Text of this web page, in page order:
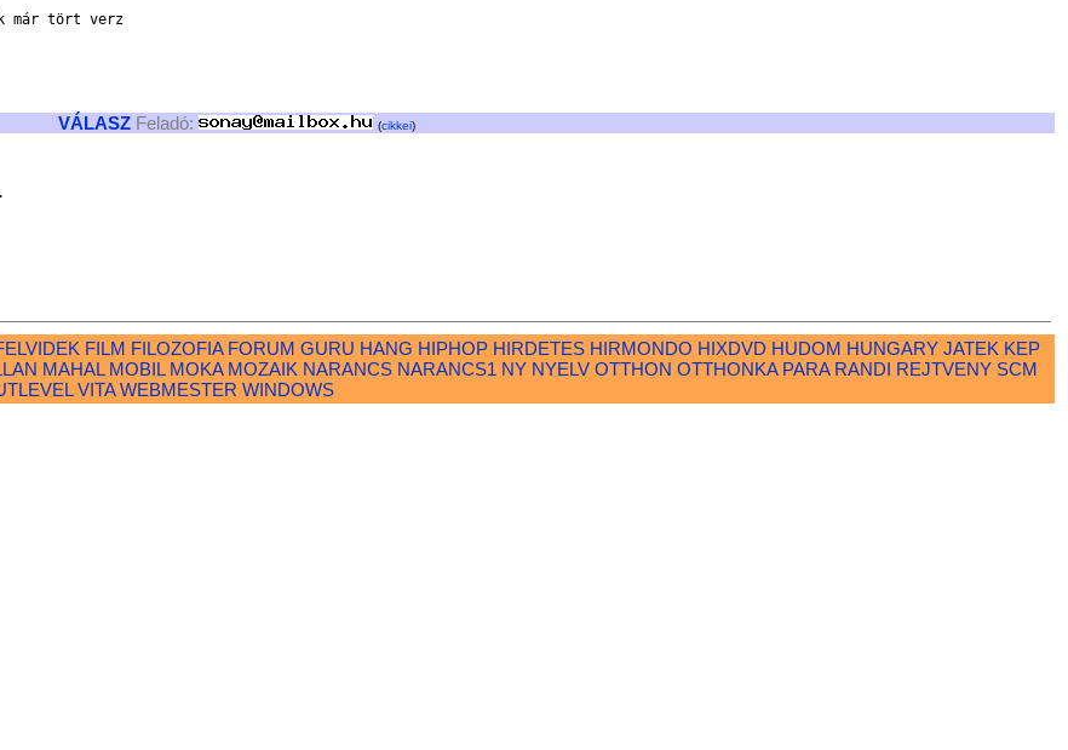
már tört verz
VÁLASZ Feladó: (cikkei)
FILM FILOZOFIA FORUM GURU HANG HIPHOP HIRDETES HIRMONDO HIXDVD HUDOM HUNGARY JATEK KEP
MAHAL MOBIL MOKA MOZAIK NARANCS NARANCS1 NY NYELV OTTHON OTTHONKA PARA RANDI REJTVENY SCM
VITA WEBMESTER WINDOWS